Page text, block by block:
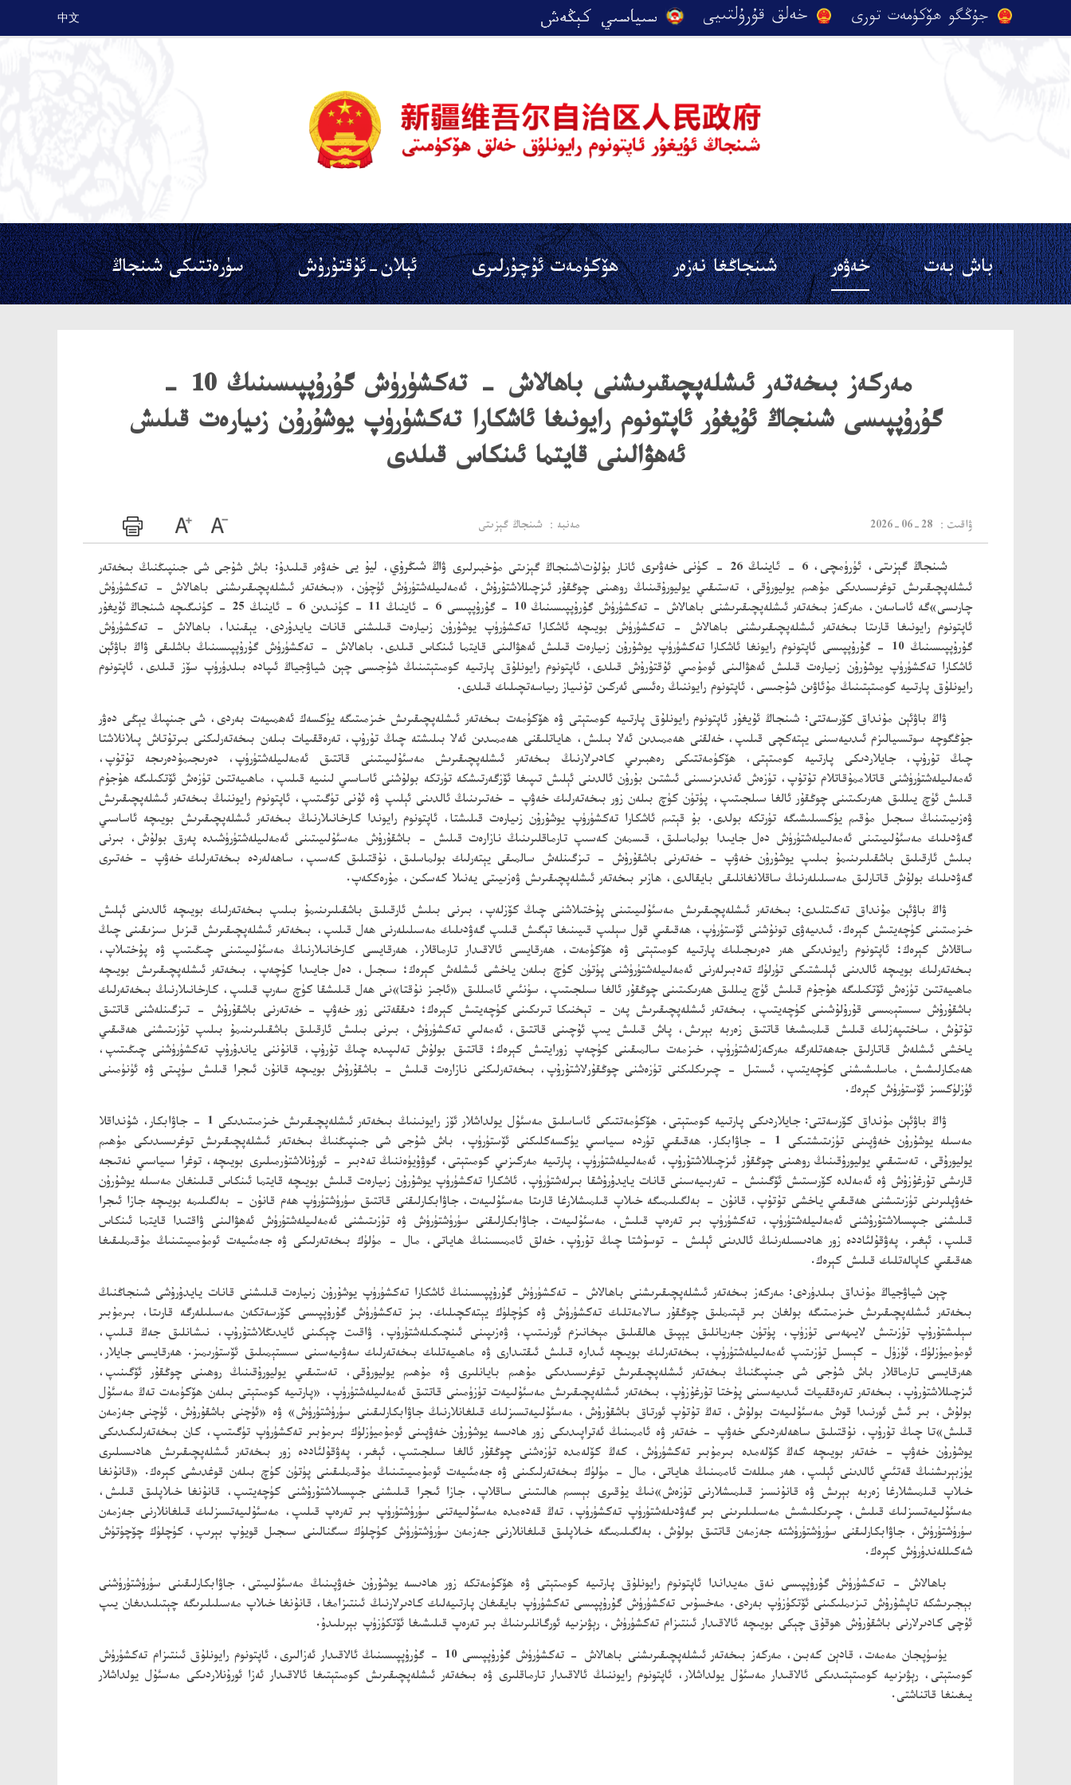
中文
باش بەت خەۋەر شىنجاڭغا نەزەر ھۆكۈمەت ئۇچۇرلىرى ئېلان-ئۇقتۇرۇش سۈرەتتىكى شىنجاڭ
مەركەز بىخەتەر ئىشلەپچىقىرىشنى باھالاش - تەكشۈرۈش گۇرۇپپىسىنىڭ 10 -
گۇرۇپپىسى شىنجاڭ ئۇيغۇر ئاپتونوم رايونىغا ئاشكارا تەكشۈرۈپ يوشۇرۇن زىيارەت قىلىش
ئەھۋالىنى قايتما ئىنكاس قىلدى
2026-06-28 ：ۋاقىت مەنبە： شىنجاڭ گېزىتى
شىنجاڭ گېزىتى، ئۈرۈمچى، 6 - ئاينىڭ 26 - كۈنى خەۋىرى ئانار بۇلۇت\شىنجاڭ گېزىتى مۇخبىرلىرى ۋاڭ شىڭرۇي ، ليۇ يى خەۋەر قىلىدۇ: باش شۇجى شى جىنپىڭنىڭ بىخەتەر
ئىشلەپچىقىرىش توغرىسىدىكى مۇھىم يوليورۇقى، تەستىقىي يوليورۇقىنىڭ روھىنى چوڭقۇر ئىزچىللاشتۇرۇش، ئەمەلىيلەشتۈرۈش ئۈچۈن، «بىخەتەر ئىشلەپچىقىرىشنى باھالاش - تەكشۈرۈش
چارىسى»گە ئاساسەن، مەركەز بىخەتەر ئىشلەپچىقىرىشنى باھالاش - تەكشۈرۈش گۇرۇپپىسىنىڭ 10 - گۇرۇپپىسى 6 - ئاينىڭ 11 - كۈنىدىن 6 - ئاينىڭ 25 - كۈنىگىچە شىنجاڭ ئۇيغۇر
ئاپتونوم رايونىغا قارىتا بىخەتەر ئىشلەپچىقىرىشنى باھالاش - تەكشۈرۈش بويىچە ئاشكارا تەكشۈرۈپ يوشۇرۇن زىيارەت قىلىشنى قانات يايدۇردى. يېقىندا، باھالاش - تەكشۈرۈش
گۇرۇپپىسىنىڭ 10 - گۇرۇپپىسى ئاپتونوم رايونغا ئاشكارا تەكشۈرۈپ يوشۇرۇن زىيارەت قىلىش ئەھۋالىنى قايتما ئىنكاس قىلدى. باھالاش - تەكشۈرۈش گۇرۇپپىسىنىڭ باشلىقى ۋاڭ باۋئېن
ئاشكارا تەكشۈرۈپ يوشۇرۇن زىيارەت قىلىش ئەھۋالىنى ئومۇمىي ئۇقتۇرۇش قىلدى، ئاپتونوم رايونلۇق پارتىيە كومىتېتىنىڭ شۇجىسى چېن شياۋجياڭ ئىپادە بىلدۈرۈپ سۆز قىلدى، ئاپتونوم
رايونلۇق پارتىيە كومىتېتىنىڭ مۇئاۋىن شۇجىسى، ئاپتونوم رايوننىڭ رەئىسى ئەركىن تۇنىياز رىياسەتچىلىك قىلدى.
ۋاڭ باۋئېن مۇنداق كۆرسەتتى: شىنجاڭ ئۇيغۇر ئاپتونوم رايونلۇق پارتىيە كومىتېتى ۋە ھۆكۈمەت بىخەتەر ئىشلەپچىقىرىش خىزمىتىگە يۈكسەك ئەھمىيەت بەردى، شى جىنپىڭ يېڭى دەۋر
جۇڭگوچە سوتسىيالىزم ئىدىيەسىنى يېتەكچى قىلىپ، خەلقنى ھەممىدىن ئەلا بىلىش، ھاياتلىقنى ھەممىدىن ئەلا بىلىشتە چىڭ تۇرۇپ، تەرەققىيات بىلەن بىخەتەرلىكنى بىرتۇتاش پىلانلاشتا
چىڭ تۇرۇپ، جايلاردىكى پارتىيە كومىتېتى، ھۆكۈمەتتىكى رەھبىرىي كادىرلارنىڭ بىخەتەر ئىشلەپچىقىرىش مەسئۇلىيىتىنى قاتتىق ئەمەلىيلەشتۈرۈپ، دەرىجىمۇدەرىجە تۇتۇپ،
ئەمەلىيلەشتۈرۈشنى قاتلاممۇقاتلام تۇتۇپ، تۈزەش ئەندىزىسىنى ئىشتىن بۇرۇن ئالدىنى ئېلىش تىپىغا ئۆزگەرتىشكە تۈرتكە بولۇشنى ئاساسىي لىنىيە قىلىپ، ماھىيەتتىن تۈزەش ئۆتكىلىگە ھۇجۇم
قىلىش ئۈچ يىللىق ھەرىكىتىنى چوڭقۇر ئالغا سىلجىتىپ، پۈتۈن كۈچ بىلەن زور بىخەتەرلىك خەۋپ - خەتىرىنىڭ ئالدىنى ئېلىپ ۋە ئۇنى تۈگىتىپ، ئاپتونوم رايوننىڭ بىخەتەر ئىشلەپچىقىرىش
ۋەزىيىتىنىڭ سىجىل مۇقىم يۈكسىلىشىگە تۈرتكە بولدى. بۇ قېتىم ئاشكارا تەكشۈرۈپ يوشۇرۇن زىيارەت قىلىشتا، ئاپتونوم رايوندا كارخانىلارنىڭ بىخەتەر ئىشلەپچىقىرىش بويىچە ئاساسىي
گەۋدىلىك مەسئۇلىيىتىنى ئەمەلىيلەشتۈرۈش دەل جايىدا بولماسلىق، قىسمەن كەسىپ تارماقلىرىنىڭ نازارەت قىلىش - باشقۇرۇش مەسئۇلىيىتىنى ئەمەلىيلەشتۈرۈشىدە پەرق بولۇش، بىرنى
بىلىش ئارقىلىق باشقىلىرىنىمۇ بىلىپ يوشۇرۇن خەۋپ - خەتەرنى باشقۇرۇش - تىزگىنلەش سالمىقى يېتەرلىك بولماسلىق، نۇقتىلىق كەسىپ، ساھەلەردە بىخەتەرلىك خەۋپ - خەتىرى
گەۋدىلىك بولۇش قاتارلىق مەسىلىلەرنىڭ ساقلانغانلىقى بايقالدى، ھازىر بىخەتەر ئىشلەپچىقىرىش ۋەزىيىتى يەنىلا كەسكىن، مۇرەككەپ.
ۋاڭ باۋئېن مۇنداق تەكىتلىدى: بىخەتەر ئىشلەپچىقىرىش مەسئۇلىيىتىنى پۇختىلاشنى چىڭ كۆزلەپ، بىرنى بىلىش ئارقىلىق باشقىلىرىنىمۇ بىلىپ بىخەتەرلىك بويىچە ئالدىنى ئېلىش
خىزمىتىنى كۈچەيتىش كېرەك. ئىدىيەۋى تونۇشنى ئۆستۈرۈپ، ھەقىقىي قول سېلىپ قىيىنىغا تېگىش قىلىپ گەۋدىلىك مەسىلىلەرنى ھەل قىلىپ، بىخەتەر ئىشلەپچىقىرىش قىزىل سىزىقىنى چىڭ
ساقلاش كېرەك؛ ئاپتونوم رايوندىكى ھەر دەرىجىلىك پارتىيە كومىتېتى ۋە ھۆكۈمەت، ھەرقايسى ئالاقىدار تارماقلار، ھەرقايسى كارخانىلارنىڭ مەسئۇلىيىتىنى چىڭىتىپ ۋە پۇختىلاپ،
بىخەتەرلىك بويىچە ئالدىنى ئېلىشتىكى تۈرلۈك تەدبىرلەرنى ئەمەلىيلەشتۈرۈشنى پۈتۈن كۈچ بىلەن ياخشى ئىشلەش كېرەك؛ سىجىل، دەل جايىدا كۈچەپ، بىخەتەر ئىشلەپچىقىرىش بويىچە
ماھىيەتتىن تۈزەش ئۆتكىلىگە ھۇجۇم قىلىش ئۈچ يىللىق ھەرىكىتىنى چوڭقۇر ئالغا سىلجىتىپ، سۈنئىي ئامىللىق «ئاجىز نۇقتا»نى ھەل قىلىشقا كۈچ سەرپ قىلىپ، كارخانىلارنىڭ بىخەتەرلىك
باشقۇرۇش سىستېمىسى قۇرۇلۇشىنى كۈچەيتىپ، بىخەتەر ئىشلەپچىقىرىش پەن - تېخنىكا تىرىكىنى كۈچەيتىش كېرەك؛ دىققەتنى زور خەۋپ - خەتەرنى باشقۇرۇش - تىزگىنلەشنى قاتتىق
تۇتۇش، ساختىپەزلىك قىلىش قىلمىشىغا قاتتىق زەربە بېرىش، پاش قىلىش يىپ ئۇچىنى قاتتىق، ئەمەلىي تەكشۈرۈش، بىرنى بىلىش ئارقىلىق باشقىلىرىنىمۇ بىلىپ تۈزىتىشنى ھەقىقىي
ياخشى ئىشلەش قاتارلىق جەھەتلەرگە مەركەزلەشتۈرۈپ، خىزمەت سالمىقىنى كۈچەپ زورايتىش كېرەك؛ قاتتىق بولۇش تەلىپىدە چىڭ تۇرۇپ، قانۇننى ياندۇرۇپ تەكشۈرۈشنى چىڭىتىپ،
ھەمكارلىشىش، ماسلىشىشنى كۈچەيتىپ، ئىستىل - چىرىكلىكنى تۈزەشنى چوڭقۇرلاشتۇرۇپ، بىخەتەرلىكنى نازارەت قىلىش - باشقۇرۇش بويىچە قانۇن ئىجرا قىلىش سۈپىتى ۋە ئۈنۈمىنى
ئۈزلۈكسىز ئۆستۈرۈش كېرەك.
ۋاڭ باۋئېن مۇنداق كۆرسەتتى: جايلاردىكى پارتىيە كومىتېتى، ھۆكۈمەتتىكى ئاساسلىق مەسئۇل يولداشلار ئۆز رايونىنىڭ بىخەتەر ئىشلەپچىقىرىش خىزمىتىدىكى 1 - جاۋابكار، شۇنداقلا
مەسىلە يوشۇرۇن خەۋپىنى تۈزىتىشتىكى 1 - جاۋابكار. ھەقىقىي تۈردە سىياسىي يۈكسەكلىكنى ئۆستۈرۈپ، باش شۇجى شى جىنپىڭنىڭ بىخەتەر ئىشلەپچىقىرىش توغرىسىدىكى مۇھىم
يوليورۇقى، تەستىقىي يوليورۇقىنىڭ روھىنى چوڭقۇر ئىزچىللاشتۇرۇپ، ئەمەلىيلەشتۈرۈپ، پارتىيە مەركىزىي كومىتېتى، گوۋۇيۈەننىڭ تەدبىر - ئورۇنلاشتۇرمىلىرى بويىچە، توغرا سىياسىي نەتىجە
قارىشى تۇرغۇزۇش ۋە ئەمەلدە كۆرسىتىش ئۆگىنىش - تەربىيەسىنى قانات يايدۇرۇشقا بىرلەشتۈرۈپ، ئاشكارا تەكشۈرۈپ يوشۇرۇن زىيارەت قىلىش بويىچە قايتما ئىنكاس قىلىنغان مەسىلە يوشۇرۇن
خەۋپلىرىنى تۈزىتىشنى ھەقىقىي ياخشى تۇتۇپ، قانۇن - بەلگىلىمىگە خىلاپ قىلمىشلارغا قارىتا مەسئۇلىيەت، جاۋابكارلىقنى قاتتىق سۈرۈشتۈرۈپ ھەم قانۇن - بەلگىلىمە بويىچە جازا ئىجرا
قىلىشنى جىپسىلاشتۇرۇشنى ئەمەلىيلەشتۈرۈپ، تەكشۈرۈپ بىر تەرەپ قىلىش، مەسئۇلىيەت، جاۋابكارلىقنى سۈرۈشتۈرۈش ۋە تۈزىتىشنى ئەمەلىيلەشتۈرۈش ئەھۋالىنى ۋاقتىدا قايتما ئىنكاس
قىلىپ، ئېغىر، پەۋقۇلئاددە زور ھادىسىلەرنىڭ ئالدىنى ئېلىش - توسۇشتا چىڭ تۇرۇپ، خەلق ئاممىسىنىڭ ھاياتى، مال - مۈلۈك بىخەتەرلىكى ۋە جەمئىيەت ئومۇمىيىتىنىڭ مۇقىملىقىغا
ھەقىقىي كاپالەتلىك قىلىش كېرەك.
چېن شياۋجياڭ مۇنداق بىلدۈردى: مەركەز بىخەتەر ئىشلەپچىقىرىشنى باھالاش - تەكشۈرۈش گۇرۇپپىسىنىڭ ئاشكارا تەكشۈرۈپ يوشۇرۇن زىيارەت قىلىشنى قانات يايدۇرۇشى شىنجاڭنىڭ
بىخەتەر ئىشلەپچىقىرىش خىزمىتىگە بولغان بىر قېتىملىق چوڭقۇر سالامەتلىك تەكشۈرۈش ۋە كۈچلۈك يېتەكچىلىك. بىز تەكشۈرۈش گۇرۇپپىسى كۆرسەتكەن مەسىلىلەرگە قارىتا، بىرمۇبىر
سېلىشتۇرۇپ تۈزىتىش لايىھەسى تۈزۈپ، پۈتۈن جەريانلىق يېپىق ھالقىلىق مېخانىزم ئورنىتىپ، ۋەزىپىنى ئىنچىكىلەشتۈرۈپ، ۋاقىت چېكىنى ئايدىڭلاشتۇرۇپ، نىشانلىق جەڭ قىلىپ،
ئومۇميۈزلۈك، ئۈزۈل - كېسىل تۈزىتىپ ئەمەلىيلەشتۈرۈپ، بىخەتەرلىك بويىچە ئىدارە قىلىش ئىقتىدارى ۋە ماھىيەتلىك بىخەتەرلىك سەۋىيەسىنى سىستېمىلىق ئۆستۈرىمىز. ھەرقايسى جايلار،
ھەرقايسى تارماقلار باش شۇجى شى جىنپىڭنىڭ بىخەتەر ئىشلەپچىقىرىش توغرىسىدىكى مۇھىم بايانلىرى ۋە مۇھىم يوليورۇقى، تەستىقىي يوليورۇقىنىڭ روھىنى چوڭقۇر ئۆگىنىپ،
ئىزچىللاشتۇرۇپ، بىخەتەر تەرەققىيات ئىدىيەسىنى پۇختا تۇرغۇزۇپ، بىخەتەر ئىشلەپچىقىرىش مەسئۇلىيەت تۈزۈمىنى قاتتىق ئەمەلىيلەشتۈرۈپ، «پارتىيە كومىتېتى بىلەن ھۆكۈمەت تەڭ مەسئۇل
بولۇش، بىر ئىش ئورنىدا قوش مەسئۇلىيەت بولۇش، تەڭ تۇتۇپ ئورتاق باشقۇرۇش، مەسئۇلىيەتسىزلىك قىلغانلارنىڭ جاۋابكارلىقىنى سۈرۈشتۈرۈش» ۋە «ئۈچنى باشقۇرۇش، ئۈچنى جەزمەن
قىلىش»تا چىڭ تۇرۇپ، نۇقتىلىق ساھەلەردىكى خەۋپ - خەتەر ۋە ئاممىنىڭ ئەتراپىدىكى زور ھادىسە يوشۇرۇن خەۋپىنى ئومۇميۈزلۈك بىرمۇبىر تەكشۈرۈپ تۈگىتىپ، كان بىخەتەرلىكىدىكى
يوشۇرۇن خەۋپ - خەتەر بويىچە كەڭ كۆلەمدە بىرمۇبىر تەكشۈرۈش، كەڭ كۆلەمدە تۈزەشنى چوڭقۇر ئالغا سىلجىتىپ، ئېغىر، پەۋقۇلئاددە زور بىخەتەر ئىشلەپچىقىرىش ھادىسىلىرى
يۈزبېرىشنىڭ قەتئىي ئالدىنى ئېلىپ، ھەر مىللەت ئاممىنىڭ ھاياتى، مال - مۈلۈك بىخەتەرلىكىنى ۋە جەمئىيەت ئومۇمىيىتىنىڭ مۇقىملىقىنى پۈتۈن كۈچ بىلەن قوغدىشى كېرەك. «قانۇنغا
خىلاپ قىلمىشلارغا زەربە بېرىش ۋە قانۇنسىز قىلمىشلارنى تۈزەش»نىڭ يۇقىرى بېسىم ھالىتىنى ساقلاپ، جازا ئىجرا قىلىشنى جىپسىلاشتۇرۇشنى كۈچەيتىپ، قانۇنغا خىلاپلىق قىلىش،
مەسئۇلىيەتسىزلىك قىلىش، چىرىكلىشىش مەسىلىلىرىنى بىر گەۋدىلەشتۈرۈپ تەكشۈرۈپ، تەڭ قەدەمدە مەسئۇلىيەتنى سۈرۈشتۈرۈپ بىر تەرەپ قىلىپ، مەسئۇلىيەتسىزلىك قىلغانلارنى جەزمەن
سۈرۈشتۈرۈش، جاۋابكارلىقنى سۈرۈشتۈرۈشتە جەزمەن قاتتىق بولۇش، بەلگىلىمىگە خىلاپلىق قىلغانلارنى جەزمەن سۈرۈشتۈرۈش كۈچلۈك سىگنالىنى سىجىل قويۇپ بېرىپ، كۈچلۈك چۆچۈتۈش
شەكىللەندۈرۈش كېرەك.
باھالاش - تەكشۈرۈش گۇرۇپپىسى نەق مەيداندا ئاپتونوم رايونلۇق پارتىيە كومىتېتى ۋە ھۆكۈمەتكە زور ھادىسە يوشۇرۇن خەۋپىنىڭ مەسئۇلىيىتى، جاۋابكارلىقىنى سۈرۈشتۈرۈشنى
بېجىرىشكە تاپشۇرۇش تىزىملىكىنى ئۆتكۈزۈپ بەردى. مەخسۇس تەكشۈرۈش گۇرۇپپىسى تەكشۈرۈپ بايقىغان پارتىيەلىك كادىرلارنىڭ ئىنتىزامغا، قانۇنغا خىلاپ مەسىلىلىرىگە چېتىلىدىغان يىپ
ئۇچى كادىرلارنى باشقۇرۇش ھوقۇق چېكى بويىچە ئالاقىدار ئىنتىزام تەكشۈرۈش، رېۋىزىيە ئورگانلىرىنىڭ بىر تەرەپ قىلىشىغا ئۆتكۈزۈپ بېرىلىدۇ.
يۈسۈپجان مەمەت، قادېن كەبىن، مەركەز بىخەتەر ئىشلەپچىقىرىشنى باھالاش - تەكشۈرۈش گۇرۇپپىسى 10 - گۇرۇپپىسىنىڭ ئالاقىدار ئەزالىرى، ئاپتونوم رايونلۇق ئىنتىزام تەكشۈرۈش
كومىتېتى، رېۋىزىيە كومىتېتىدىكى ئالاقىدار مەسئۇل يولداشلار، ئاپتونوم رايوننىڭ ئالاقىدار تارماقلىرى ۋە بىخەتەر ئىشلەپچىقىرىش كومىتېتىغا ئالاقىدار ئەزا ئورۇنلاردىكى مەسئۇل يولداشلار
يىغىنغا قاتناشتى.